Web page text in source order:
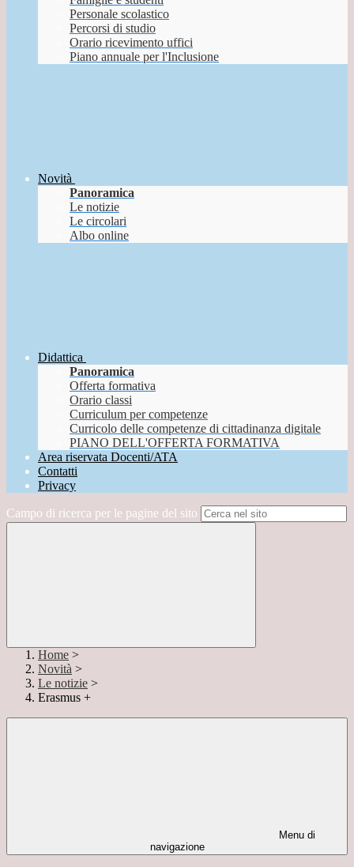
Personale scolastico
Percorsi di studio
Orario ricevimento uffici
Piano annuale per l'Inclusione
Novità
Panoramica
Le notizie
Le circolari
Albo online
Didattica
Panoramica
Offerta formativa
Orario classi
Curriculum per competenze
Curricolo delle competenze di cittadinanza digitale
PIANO DELL'OFFERTA FORMATIVA
Area riservata Docenti/ATA
Contatti
Privacy
Campo di ricerca per le pagine del sito
Home >
Novità >
Le notizie >
Erasmus +
Menu di
navigazione